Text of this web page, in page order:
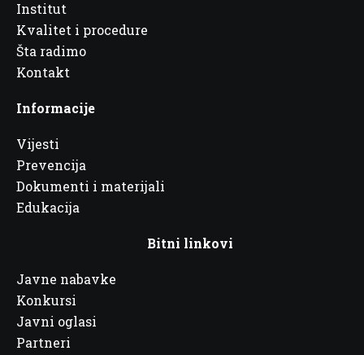
Institut
Kvalitet i procedure
Šta radimo
Kontakt
Informacije
Vijesti
Prevencija
Dokumenti i materijali
Edukacija
Bitni linkovi
Javne nabavke
Konkursi
Javni oglasi
Partneri